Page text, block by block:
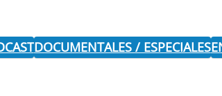
DOCUMENTALES / ESPECIALES